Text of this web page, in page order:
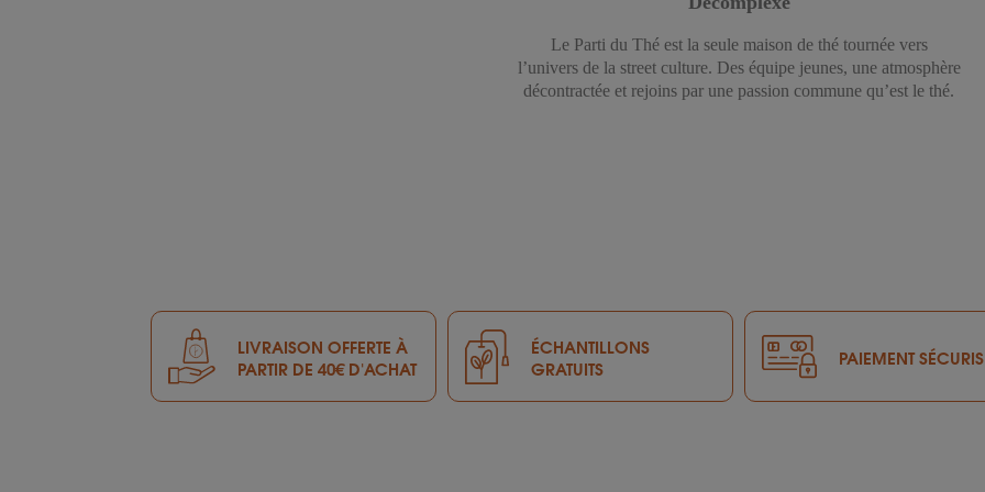
Le Parti du Thé est la seule maison de thé tournée vers
l’univers de la street culture. Des équipe jeunes, une atmosphère
décontractée et rejoins par une passion commune qu’est le thé.
LIVRAISON OFFERTE À
PARTIR DE 40€ D'ACHAT
ÉCHANTILLONS
GRATUITS
PAIEMENT